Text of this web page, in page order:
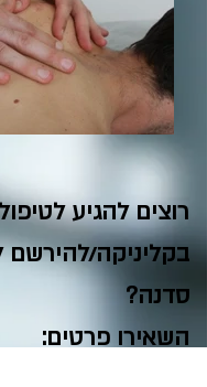
רוצים להגיע
בקליניקה/להירשם
סדנה?
השאירו פרטים: